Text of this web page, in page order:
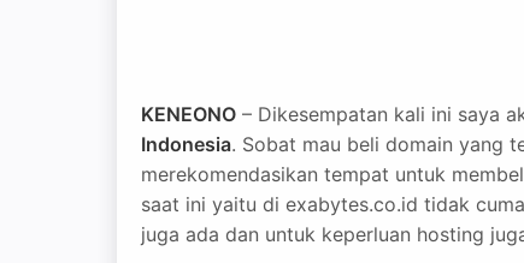
KENEONO – Dikesempatan kali ini saya
Indonesia. Sobat mau beli domain yang
merekomendasikan tempat untuk
saat ini yaitu di exabytes.co.id tidak
juga ada dan untuk keperluan hosting